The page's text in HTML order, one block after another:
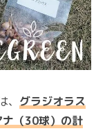
グラジオラス
ナ（30球）の計